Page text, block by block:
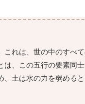
れは、世の中のすべ
、この五行の要素同
土は水の力を弱める